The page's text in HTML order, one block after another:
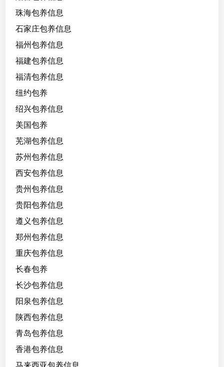
珠海包养信息
石家庄包养信息
福州包养信息
福建包养信息
福清包养信息
纽约包养
绍兴包养信息
美国包养
芜湖包养信息
苏州包养信息
西安包养信息
贵州包养信息
贵阳包养信息
遵义包养信息
郑州包养信息
重庆包养信息
长春包养
长沙包养信息
阳泉包养信息
陕西包养信息
青岛包养信息
香港包养信息